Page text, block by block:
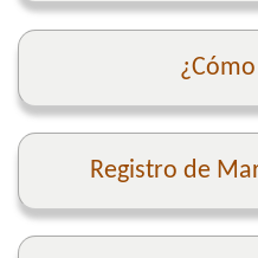
Registro de